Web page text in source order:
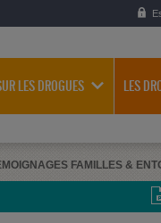
LES DROGUES LES
FAMILLES &